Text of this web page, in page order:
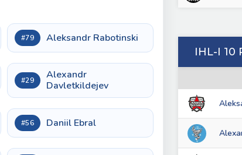
#79 Aleksandr Rabotinski
#29
Alexandr
Davletkildejev
#56 Daniil Ebral
IHL-I 10